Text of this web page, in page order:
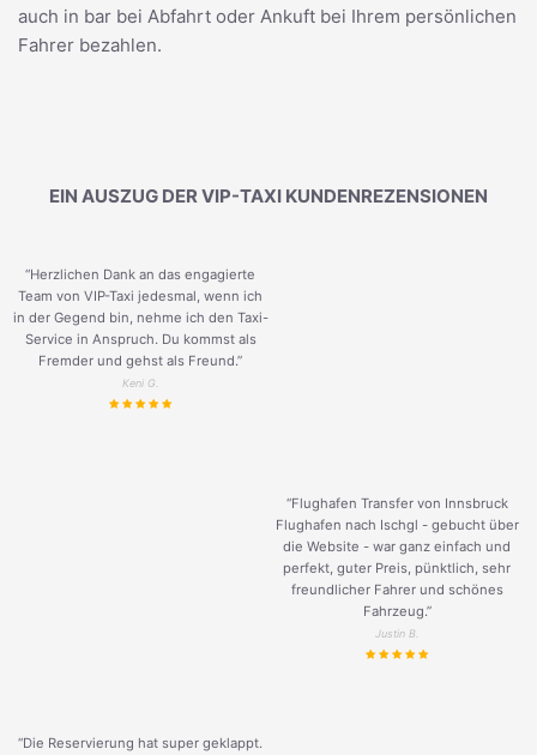
auch in bar bei Abfahrt oder Ankuft bei Ihrem persönlichen
Fahrer bezahlen.
EIN AUSZUG DER VIP-TAXI KUNDENREZENSIONEN
“Herzlichen Dank an das engagierte
Team von VIP-Taxi jedesmal, wenn ich
in der Gegend bin, nehme ich den Taxi-
Service in Anspruch. Du kommst als
Fremder und gehst als Freund.”
Keni G.
“Flughafen Transfer von Innsbruck
Flughafen nach Ischgl - gebucht über
die Website - war ganz einfach und
perfekt, guter Preis, pünktlich, sehr
freundlicher Fahrer und schönes
Fahrzeug.”
Justin B.
“Die Reservierung hat super geklappt.